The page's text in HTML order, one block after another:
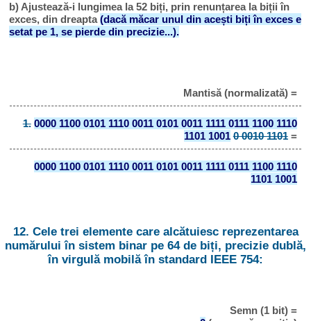
b) Ajustează-i lungimea la 52 biți, prin renunțarea la biții în
exces, din dreapta(dacă măcar unul din acești biți în exces e
setat pe 1, se pierde din precizie...).
Mantisă (normalizată) =
1. 0000 1100 0101 1110 0011 0101 0011 1111 0111 1100 1110
1101 1001 0 0010 1101=
0000 1100 0101 1110 0011 0101 0011 1111 0111 1100 1110
1101 1001
12. Cele trei elemente care alcătuiesc reprezentarea
numărului în sistem binar pe 64 de biți, precizie dublă,
în virgulă mobilă în standard IEEE 754:
Semn (1 bit) =